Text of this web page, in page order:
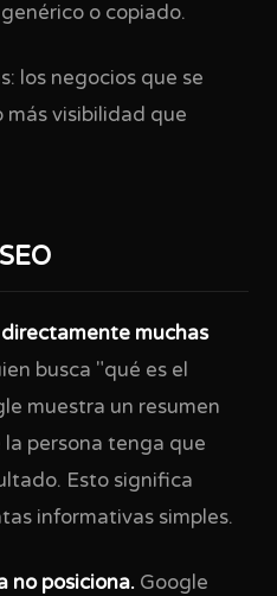
o copiado.
los negocios que se
visibilidad que
muchas
busca "qué es el
muestra un resumen
persona tenga que
Esto significa
informativas simples.
no posiciona. Google